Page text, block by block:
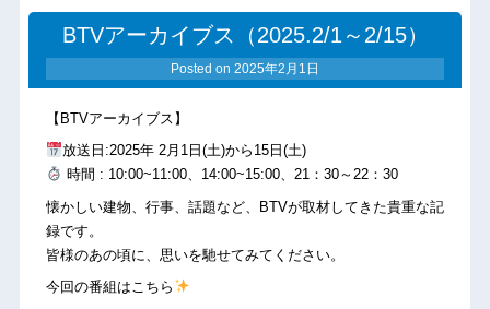
BTVアーカイブス（2025.2/1～2/15）
Posted on 2025年2月1日
【BTVアーカイブス】
放送日:2025年 2月1日(土)から15日(土)
時間 : 10:00~11:00、14:00~15:00、21：30～22：30
懐かしい建物、行事、話題など、BTVが取材してきた貴重な記
録です。
皆様のあの頃に、思いを馳せてみてください。
今回の番組はこちら